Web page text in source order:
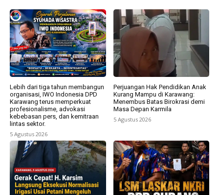
Lebih dari tiga tahun membangun
organisasi, IWO Indonesia DPD
Karawang terus memperkuat
profesionalisme, advokasi
kebebasan pers, dan kemitraan
lintas sektor.
5 Agustus 2026
Perjuangan Hak Pendidikan Anak
Kurang Mampu di Karawang:
Menembus Batas Birokrasi demi
Masa Depan Karmila
5 Agustus 2026